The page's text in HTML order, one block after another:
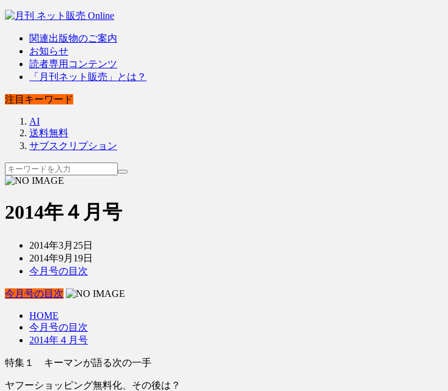
関連出版物のご案内
お知らせ
読者専用コンテンツ
「月刊ネット販売」とは？
注目キーワード
AI
送料無料
サブスクリプション
2014年４月号
2014年3月25日
2014年9月19日
今月号の目次
今月号の目次
HOME
今月号の目次
2014年４月号
特集１ キーマンが語る次の一手
ヤフーショッピング無料化、その後は？